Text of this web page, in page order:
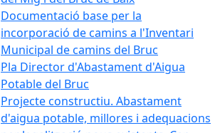
Documentació base per la
incorporació de camins a l'Inventari
Municipal de camins del Bruc
Pla Director d'Abastament d'Aigua
Potable del Bruc
Projecte constructiu. Abastament
d'aigua potable, millores i adequacions